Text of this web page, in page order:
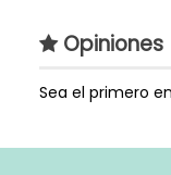
Opiniones
Sea el primero